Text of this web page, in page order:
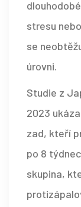
stresu
se
úrovni.
Studie z
2023
zad, kteří
po 8
skupina,